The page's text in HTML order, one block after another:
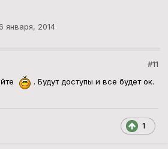
6 января, 2014
#11
. Будут доступы и все будет ок.
1